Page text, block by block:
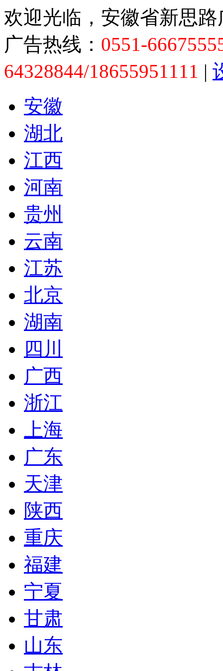
欢迎光临，安徽省新思
广告热线： 0551-
64328844/18655951111 |
安徽
湖北
江西
河南
贵州
云南
江苏
北京
湖南
四川
广西
浙江
上海
广东
天津
陕西
重庆
福建
宁夏
甘肃
山东